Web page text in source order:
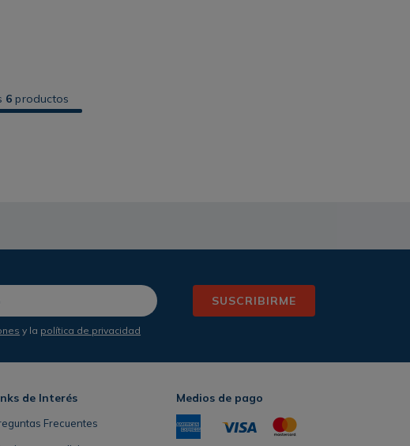
6 productos
SUSCRIBIRME
y la política de privacidad
de Interés
Frecuentes
Medios de pago